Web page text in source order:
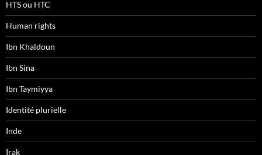
HTS ou HTC
Human rights
Ibn Khaldoun
Ibn Sina
Ibn Taymiyya
Identité plurielle
Inde
Irak